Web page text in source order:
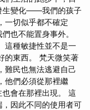
生變化——我們的孩子
一切似乎都不確定
也不能置身事外。
這種敏捷性並不是一
的東西。 梵天微笑著
難民也無法逃避自己
他們必須從那裡繼
會在那裡出現。 這
因此不同的使用者可